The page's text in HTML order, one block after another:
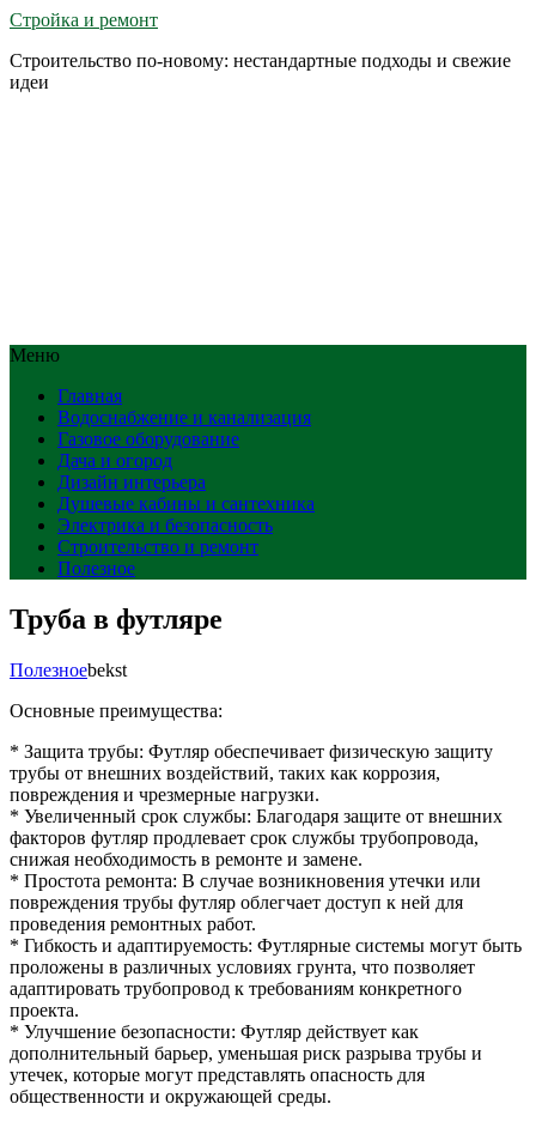
Стройка и ремонт
Строительство по-новому: нестандартные подходы и свежие
идеи
Меню
Главная
Водоснабжение и канализация
Газовое оборудование
Дача и огород
Дизайн интерьера
Душевые кабины и сантехника
Электрика и безопасность
Строительство и ремонт
Полезное
Труба в футляре
Полезноеbekst
Основные преимущества:
* Защита трубы: Футляр обеспечивает физическую защиту
трубы от внешних воздействий, таких как коррозия,
повреждения и чрезмерные нагрузки.
* Увеличенный срок службы: Благодаря защите от внешних
факторов футляр продлевает срок службы трубопровода,
снижая необходимость в ремонте и замене.
* Простота ремонта: В случае возникновения утечки или
повреждения трубы футляр облегчает доступ к ней для
проведения ремонтных работ.
* Гибкость и адаптируемость: Футлярные системы могут быть
проложены в различных условиях грунта, что позволяет
адаптировать трубопровод к требованиям конкретного
проекта.
* Улучшение безопасности: Футляр действует как
дополнительный барьер, уменьшая риск разрыва трубы и
утечек, которые могут представлять опасность для
общественности и окружающей среды.